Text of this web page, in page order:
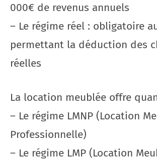
000€ de revenus annuels
– Le régime réel : obligatoire
permettant la déduction des
réelles
La location meublée offre
– Le régime LMNP (Location
Professionnelle)
– Le régime LMP (Location